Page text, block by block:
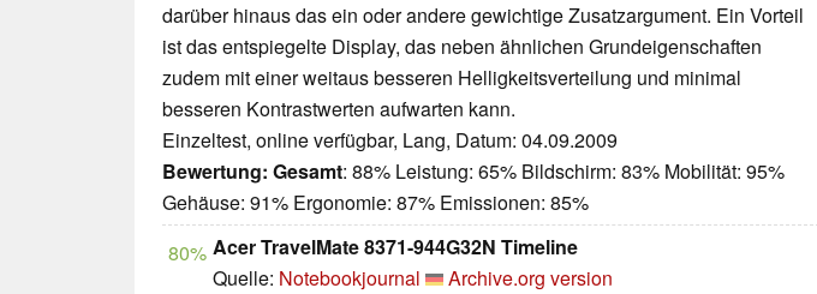
darüber hinaus das ein oder andere gewichtige Zusatzargument. Ein Vorteil
ist das entspiegelte Display, das neben ähnlichen Grundeigenschaften
zudem mit einer weitaus besseren Helligkeitsverteilung und minimal
besseren Kontrastwerten aufwarten kann.
Einzeltest, online verfügbar, Lang, Datum: 04.09.2009
Bewertung: Gesamt: 88% Leistung: 65% Bildschirm: 83% Mobilität: 95%
Gehäuse: 91% Ergonomie: 87% Emissionen: 85%
80% Acer TravelMate 8371-944G32N Timeline
Quelle: Notebookjournal
Archive.org version